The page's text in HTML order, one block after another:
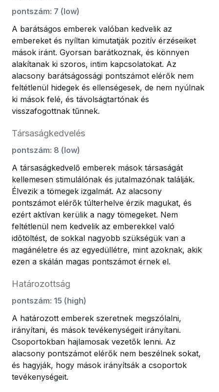
pontszám: 7 (low)
A barátságos emberek valóban kedvelik az
embereket és nyíltan kimutatják pozitív érzéseiket
mások iránt. Gyorsan barátkoznak, és könnyen
alakítanak ki szoros, intim kapcsolatokat. Az
alacsony barátságossági pontszámot elérők nem
feltétlenül hidegek és ellenségesek, de nem nyúlnak
ki mások felé, és távolságtartónak és
visszafogottnak tűnnek.
Társaságkedvelés
pontszám: 8 (low)
A társaságkedvelő emberek mások társaságát
kellemesen stimulálónak és jutalmazónak találják.
Élvezik a tömegek izgalmát. Az alacsony
pontszámot elérők túlterhelve érzik magukat, és
ezért aktívan kerülik a nagy tömegeket. Nem
feltétlenül nem kedvelik az emberekkel való
időtöltést, de sokkal nagyobb szükségük van a
magánéletre és az egyedüllétre, mint azoknak, akik
ezen a skálán magas pontszámot érnek el.
Határozottság
pontszám: 15 (high)
A határozott emberek szeretnek megszólalni,
irányítani, és mások tevékenységeit irányítani.
Csoportokban hajlamosak vezetők lenni. Az
alacsony pontszámot elérők nem beszélnek sokat,
és hagyják, hogy mások irányítsák a csoportok
tevékenységeit.